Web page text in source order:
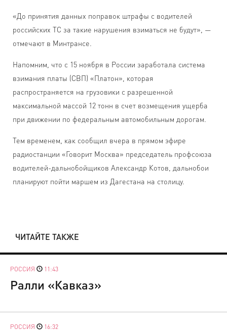
«До принятия данных поправок штрафы с водителей
российских ТС за такие нарушения взиматься не будут», —
отмечают в Минтрансе.
Напомним, что с 15 ноября в России заработала система
взимания платы (СВП) «Платон», которая
распространяется на грузовики с разрешенной
максимальной массой 12 тонн в счет возмещения ущерба
при движении по федеральным автомобильным дорогам.
Тем временем, как сообщил вчера в прямом эфире
радиостанции «Говорит Москва» председатель профсоюза
водителей-дальнобойщиков Александр Котов, дальнобои
планируют пойти маршем из Дагестана на столицу.
ЧИТАЙТЕ ТАКЖЕ
РОССИЯ 11:43
Ралли «Кавказ»
РОССИЯ 16:32